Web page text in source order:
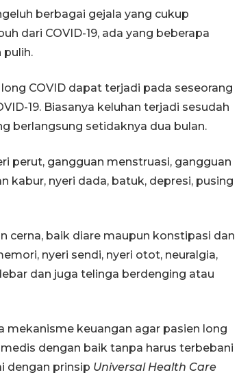
berbagai gejala yang cukup
dari COVID-19, ada yang beberapa
pulih.
COVID dapat terjadi pada seseorang
19. Biasanya keluhan terjadi sesudah
berlangsung setidaknya dua bulan.
perut, gangguan menstruasi, gangguan
kabur, nyeri dada, batuk, depresi, pusing
cerna, baik diare maupun konstipasi dan
nyeri sendi, nyeri otot, neuralgia,
dan juga telinga berdenging atau
mekanisme keuangan agar pasien long
dengan baik tanpa harus terbebani
dengan prinsip Universal Health Care
Kemarau memuncak, air
Waduk Delingan Karanganyar
menyusut